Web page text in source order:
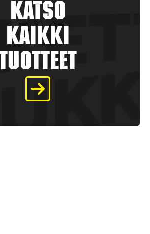
Katso
kaikki
tuotteet